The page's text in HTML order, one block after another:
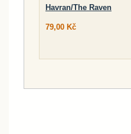
Havran/The Raven
79,00 Kč